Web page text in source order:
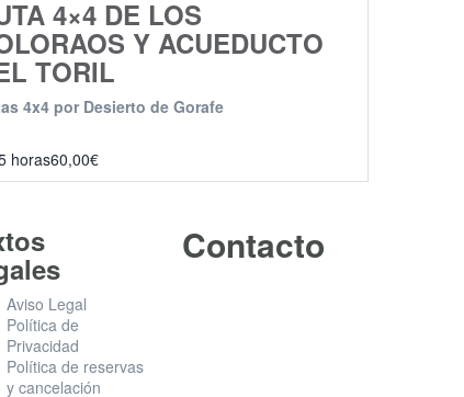
4×4 DE LOS
Y ACUEDUCTO
TORIL
4x4 por Desierto de Gorafe
horas60,00€
Aviso Legal
Política de
Privacidad
Política de reservas
y cancelación
Contacto